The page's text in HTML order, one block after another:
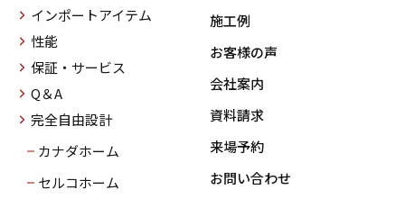
インポートアイテム
性能
保証・サービス
Q＆A
完全自由設計
カナダホーム
セルコホーム
施工例
お客様の声
会社案内
資料請求
来場予約
お問い合わせ